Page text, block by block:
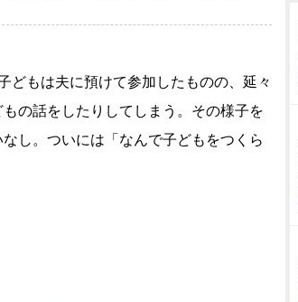
どもは夫に預けて参加したものの、延々
の話をしたりしてしまう。その様子を
し。ついには「なんで子どもをつくら